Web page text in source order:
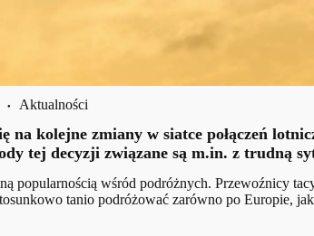
Aktualności
na kolejne zmiany w siatce połączeń
tej decyzji związane są m.in. z trudną
popularnością wśród podróżnych. Przewoźnicy
tanio podróżować zarówno po Europie,